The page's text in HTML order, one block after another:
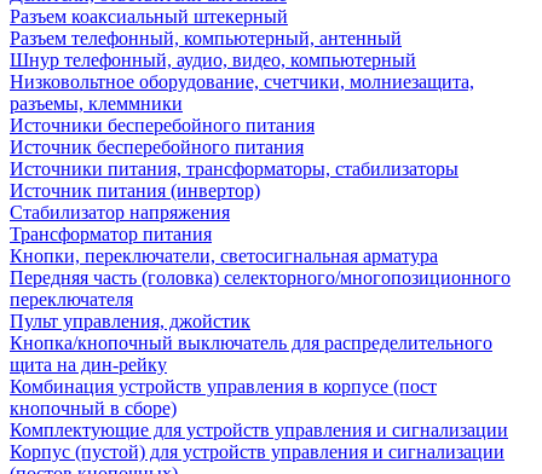
Разъем коаксиальный штекерный
Разъем телефонный, компьютерный, антенный
Шнур телефонный, аудио, видео, компьютерный
Низковольтное оборудование, счетчики, молниезащита,
разъемы, клеммники
Источники бесперебойного питания
Источник бесперебойного питания
Источники питания, трансформаторы, стабилизаторы
Источник питания (инвертор)
Стабилизатор напряжения
Трансформатор питания
Кнопки, переключатели, светосигнальная арматура
Передняя часть (головка) селекторного/многопозиционного
переключателя
Пульт управления, джойстик
Кнопка/кнопочный выключатель для распределительного
щита на дин-рейку
Комбинация устройств управления в корпусе (пост
кнопочный в сборе)
Комплектующие для устройств управления и сигнализации
Корпус (пустой) для устройств управления и сигнализации